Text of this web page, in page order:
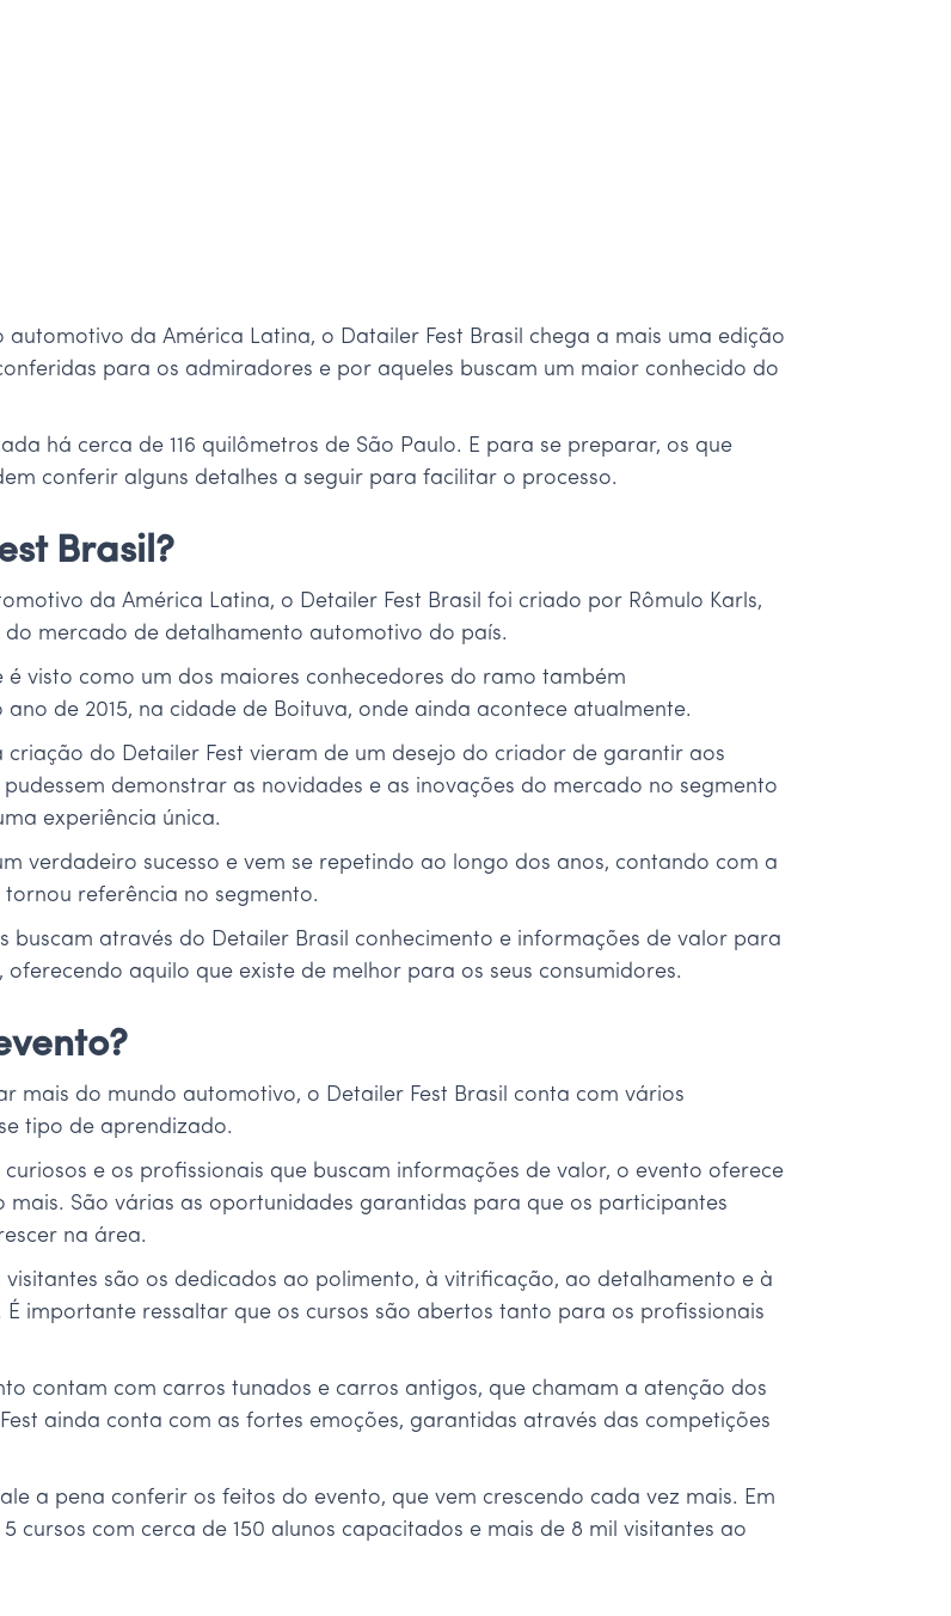
da América Latina, o Datailer Fest Brasil chega a mais uma edição
para os admiradores e por aqueles buscam um maior conhecido do
há cerca de 116 quilômetros de São Paulo. E para se preparar, os que
conferir alguns detalhes a seguir para facilitar o processo.
Brasil?
da América Latina, o Detailer Fest Brasil foi criado por Rômulo Karls,
mercado de detalhamento automotivo do país.
visto como um dos maiores conhecedores do ramo também
de 2015, na cidade de Boituva, onde ainda acontece atualmente.
do Detailer Fest vieram de um desejo do criador de garantir aos
demonstrar as novidades e as inovações do mercado no segmento
experiência única.
verdadeiro sucesso e vem se repetindo ao longo dos anos, contando com a
referência no segmento.
buscam através do Detailer Brasil conhecimento e informações de valor para
aquilo que existe de melhor para os seus consumidores.
mais do mundo automotivo, o Detailer Fest Brasil conta com vários
tipo de aprendizado.
e os profissionais que buscam informações de valor, o evento oferece
mais. São várias as oportunidades garantidas para que os participantes
na área.
são os dedicados ao polimento, à vitrificação, ao detalhamento e à
importante ressaltar que os cursos são abertos tanto para os profissionais
contam com carros tunados e carros antigos, que chamam a atenção dos
ainda conta com as fortes emoções, garantidas através das competições
a pena conferir os feitos do evento, que vem crescendo cada vez mais. Em
cursos com cerca de 150 alunos capacitados e mais de 8 mil visitantes ao